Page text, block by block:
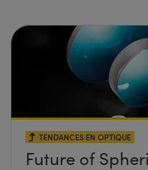
TENDANCES EN OPTIQUE
Future of